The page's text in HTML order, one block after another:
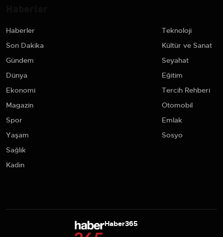
Haberler
Son Dakika
Gündem
Dünya
Ekonomi
Magazin
Spor
Yaşam
Sağlık
Kadın
Teknoloji
Kültür ve Sanat
Seyahat
Eğitim
Tercih Rehberi
Otomobil
Emlak
Sosyo
Haber365